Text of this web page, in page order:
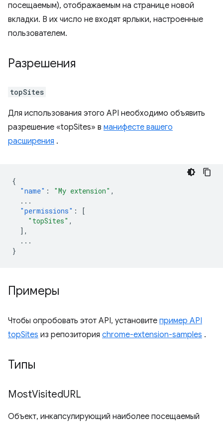
посещаемым), отображаемым на странице новой
вкладки. В их число не входят ярлыки, настроенные
пользователем.
Разрешения
topSites
Для использования этого API необходимо объявить
разрешение «topSites» в манифесте вашего
расширения .
{
"name" : "My extension" ,
...
"permissions" :
[
"topSites" ,
],
...
}
Примеры
Чтобы опробовать этот API, установите пример API
topSites из репозитория chrome-extension-samples .
Типы
MostVisitedURL
Объект, инкапсулирующий наиболее посещаемый